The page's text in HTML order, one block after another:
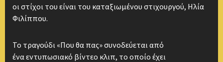
οι στίχοι του είναι του καταξιωμένου στιχουργού, Ηλία
Φιλίππου.
Το τραγούδι «Που θα πας» συνοδεύεται από
ένα εντυπωσιακό βίντεο κλιπ, το οποίο έχει